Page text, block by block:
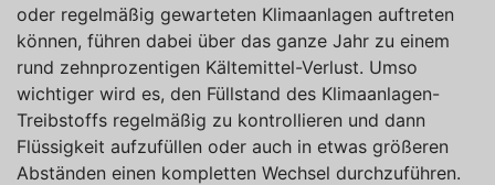
oder regelmäßig gewarteten Klimaanlagen auftreten
können, führen dabei über das ganze Jahr zu einem
rund zehnprozentigen Kältemittel-Verlust. Umso
wichtiger wird es, den Füllstand des Klimaanlagen-
Treibstoffs regelmäßig zu kontrollieren und dann
Flüssigkeit aufzufüllen oder auch in etwas größeren
Abständen einen kompletten Wechsel durchzuführen.